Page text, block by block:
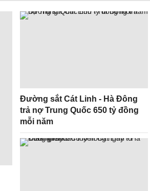
Đường sắt Cát Linh - Hà Đông
trả nợ Trung Quốc 650 tỷ đồng
mỗi năm